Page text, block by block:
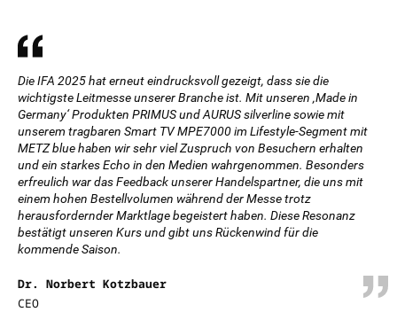
Die IFA 2025 hat erneut eindrucksvoll gezeigt, dass sie die
wichtigste Leitmesse unserer Branche ist. Mit unseren ‚Made in
Germany‘ Produkten PRIMUS und AURUS silverline sowie mit
unserem tragbaren Smart TV MPE7000 im Lifestyle-Segment mit
METZ blue haben wir sehr viel Zuspruch von Besuchern erhalten
und ein starkes Echo in den Medien wahrgenommen. Besonders
erfreulich war das Feedback unserer Handelspartner, die uns mit
einem hohen Bestellvolumen während der Messe trotz
herausfordernder Marktlage begeistert haben. Diese Resonanz
bestätigt unseren Kurs und gibt uns Rückenwind für die
kommende Saison.
Dr. Norbert Kotzbauer
CEO